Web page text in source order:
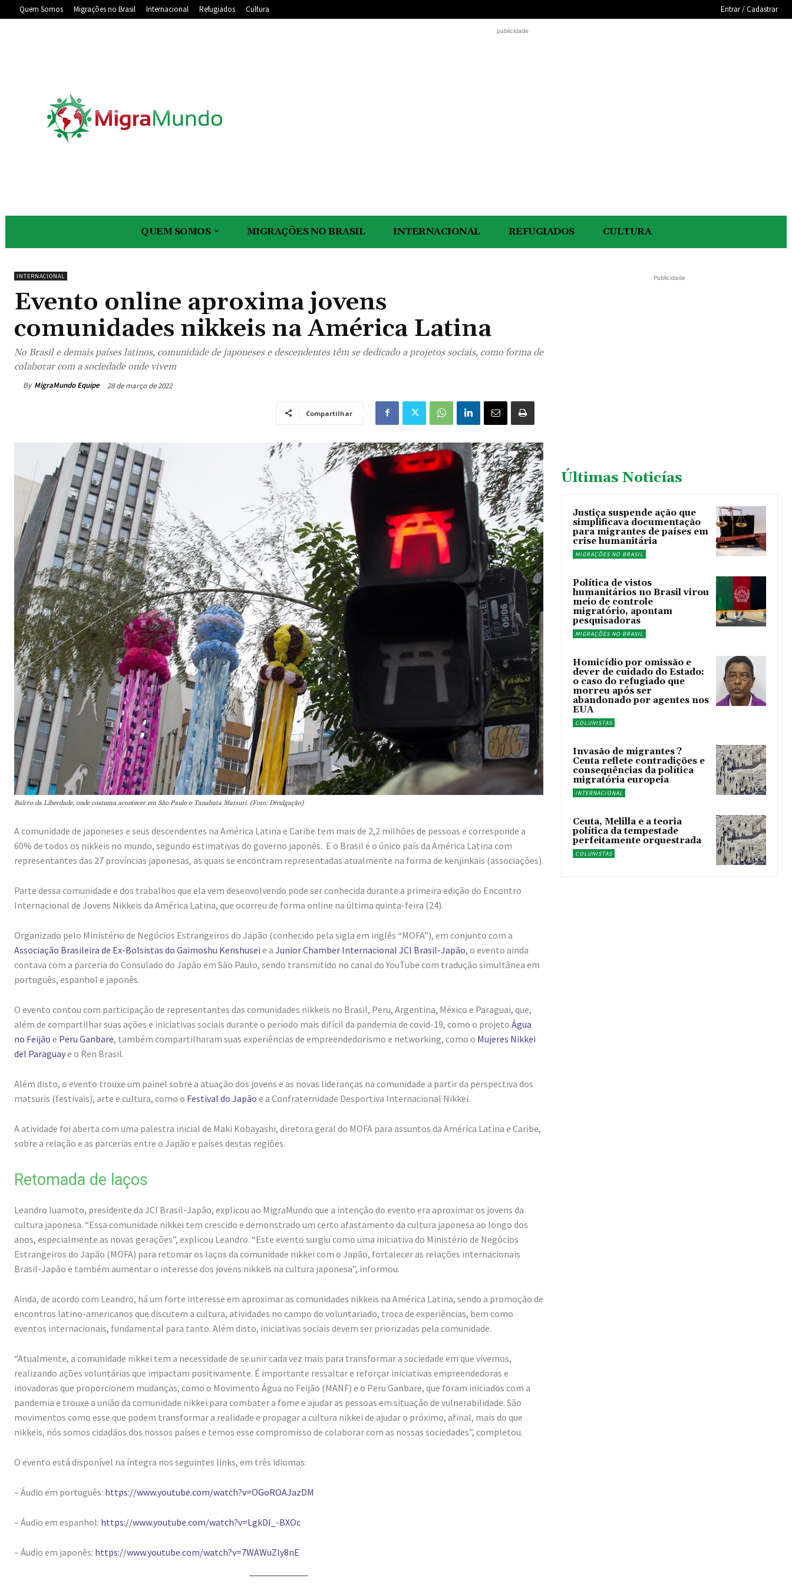
Quem Somos Migrações no Brasil Internacional Refugiados Cultura Entrar / Cadastrar
publicidade
QUEM SOMOS MIGRAÇÕES NO BRASIL INTERNACIONAL REFUGIADOS CULTURA
INTERNACIONAL
Evento online aproxima jovens
comunidades nikkeis na América Latina
No Brasil e demais países latinos, comunidade de japoneses e descendentes têm se dedicado a projetos sociais, como forma de
colaborar com a sociedade onde vivem
By MigraMundo Equipe 28 de março de 2022
Compartilhar
Bairro da Liberdade, onde costuma acontecer em São Paulo o Tanabata Matsuri. (Foto: Divulgação)
A comunidade de japoneses e seus descendentes na América Latina e Caribe tem mais de 2,2 milhões de pessoas e corresponde a
60% de todos os nikkeis no mundo, segundo estimativas do governo japonês. E o Brasil é o único país da América Latina com
representantes das 27 províncias japonesas, as quais se encontram representadas atualmente na forma de kenjinkais (associações).
Parte dessa comunidade e dos trabalhos que ela vem desenvolvendo pode ser conhecida durante a primeira edição do Encontro
Internacional de Jovens Nikkeis da América Latina, que ocorreu de forma online na última quinta-feira (24).
Organizado pelo Ministério de Negócios Estrangeiros do Japão (conhecido pela sigla em inglês “MOFA”), em conjunto com a
Associação Brasileira de Ex-Bolsistas do Gaimoshu Kenshusei e a Junior Chamber Internacional JCI Brasil-Japão, o evento ainda
contava com a parceria do Consulado do Japão em São Paulo, sendo transmitido no canal do YouTube com tradução simultânea em
português, espanhol e japonês.
O evento contou com participação de representantes das comunidades nikkeis no Brasil, Peru, Argentina, México e Paraguai, que,
além de compartilhar suas ações e iniciativas sociais durante o período mais difícil da pandemia de covid-19, como o projeto Água
no Feijão e Peru Ganbare, também compartilharam suas experiências de empreendedorismo e networking, como o Mujeres Nikkei
del Paraguaye o Ren Brasil.
Além disto, o evento trouxe um painel sobre a atuação dos jovens e as novas lideranças na comunidade a partir da perspectiva dos
matsuris (festivais), arte e cultura, como o Festival do Japão e a Confraternidade Desportiva Internacional Nikkei.
A atividade foi aberta com uma palestra inicial de Maki Kobayashi, diretora geral do MOFA para assuntos da América Latina e Caribe,
sobre a relação e as parcerias entre o Japão e países destas regiões.
Retomada de laços
Leandro Iuamoto, presidente da JCI Brasil-Japão, explicou ao MigraMundo que a intenção do evento era aproximar os jovens da
cultura japonesa. “Essa comunidade nikkei tem crescido e demonstrado um certo afastamento da cultura japonesa ao longo dos
anos, especialmente as novas gerações”, explicou Leandro. “Este evento surgiu como uma iniciativa do Ministério de Negócios
Estrangeiros do Japão (MOFA) para retomar os laços da comunidade nikkei com o Japão, fortalecer as relações internacionais
Brasil-Japão e também aumentar o interesse dos jovens nikkeis na cultura japonesa”, informou.
Ainda, de acordo com Leandro, há um forte interesse em aproximar as comunidades nikkeis na América Latina, sendo a promoção de
encontros latino-americanos que discutem a cultura, atividades no campo do voluntariado, troca de experiências, bem como
eventos internacionais, fundamental para tanto. Além disto, iniciativas sociais devem ser priorizadas pela comunidade.
“Atualmente, a comunidade nikkei tem a necessidade de se unir cada vez mais para transformar a sociedade em que vivemos,
realizando ações voluntárias que impactam positivamente. É importante ressaltar e reforçar iniciativas empreendedoras e
inovadoras que proporcionem mudanças, como o Movimento Água no Feijão (MANF) e o Peru Ganbare, que foram iniciados com a
pandemia e trouxe a união da comunidade nikkei para combater a fome e ajudar as pessoas em situação de vulnerabilidade. São
movimentos como esse que podem transformar a realidade e propagar a cultura nikkei de ajudar o próximo, afinal, mais do que
nikkeis, nós somos cidadãos dos nossos países e temos esse compromisso de colaborar com as nossas sociedades”, completou.
O evento está disponível na íntegra nos seguintes links, em três idiomas:
– Áudio em português: https://www.youtube.com/watch?v=OGoROAJazDM
– Áudio em espanhol: https://www.youtube.com/watch?v=LgkDI_-BXOc
– Áudio em japonês: https://www.youtube.com/watch?v=7WAWuZly8nE
Publicidade
Últimas Noticías
Justiça suspende ação que
simplificava documentação
para migrantes de países em
crise humanitária
MIGRAÇÕES NO BRASIL
Política de vistos
humanitários no Brasil virou
meio de controle
migratório, apontam
pesquisadoras
MIGRAÇÕES NO BRASIL
Homicídio por omissão e
dever de cuidado do Estado:
o caso do refugiado que
morreu após ser
abandonado por agentes nos
EUA
COLUNISTAS
Invasão de migrantes ?
Ceuta reflete contradições e
consequências da política
migratória europeia
INTERNACIONAL
Ceuta, Melilla e a teoria
política da tempestade
perfeitamente orquestrada
COLUNISTAS